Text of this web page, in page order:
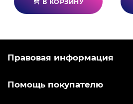
В КОРЗИНУ
Правовая информация
Помощь покупателю